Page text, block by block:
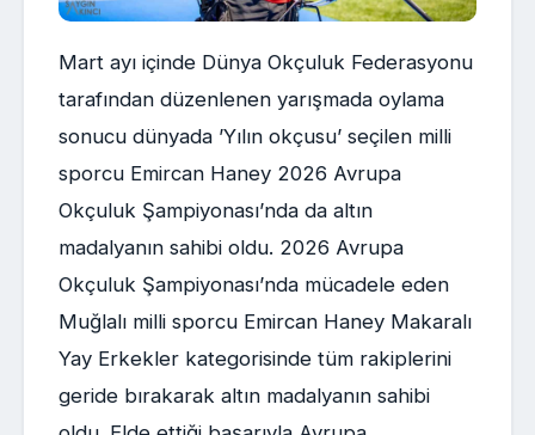
Mart ayı içinde Dünya Okçuluk Federasyonu
tarafından düzenlenen yarışmada oylama
sonucu dünyada ’Yılın okçusu’ seçilen milli
sporcu Emircan Haney 2026 Avrupa
Okçuluk Şampiyonası’nda da altın
madalyanın sahibi oldu. 2026 Avrupa
Okçuluk Şampiyonası’nda mücadele eden
Muğlalı milli sporcu Emircan Haney Makaralı
Yay Erkekler kategorisinde tüm rakiplerini
geride bırakarak altın madalyanın sahibi